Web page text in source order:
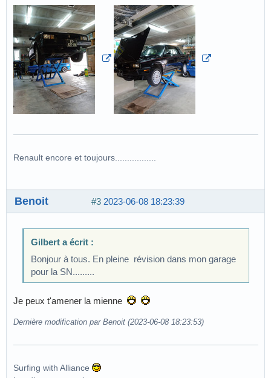
Renault encore et toujours.................
#3 2023-06-08 18:23:39
Benoit
Gilbert a écrit :
Bonjour à tous. En pleine révision dans mon garage
pour la SN.........
Je peux t'amener la mienne
Dernière modification par Benoit (2023-06-08 18:23:53)
Surfing with Alliance